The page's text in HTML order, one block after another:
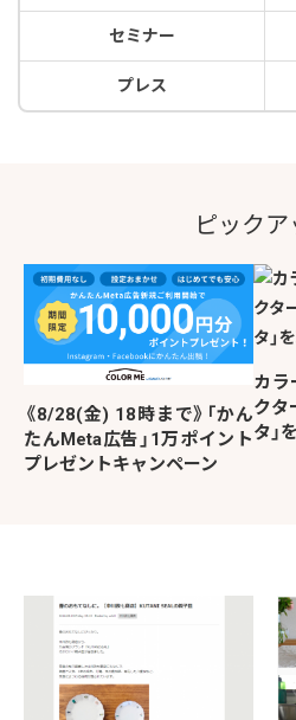
セミナー
プレス
ピック
《8/28(金) 18時まで》「かん
たんMeta広告」1万ポイント
プレゼントキャンペーン
カラ
クタ
タ」